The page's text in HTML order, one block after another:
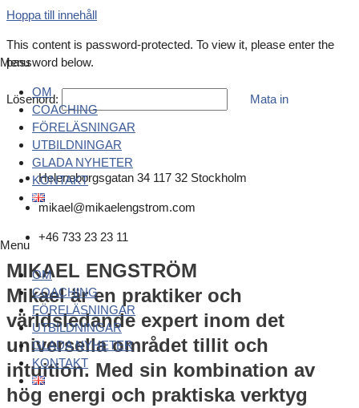
Hoppa till innehåll
Menu
OM
COACHING
FÖRELÄSNINGAR
UTBILDNINGAR
GLADA NYHETER
KONTAKT
Menu
OM
COACHING
FÖRELÄSNINGAR
UTBILDNINGAR
GLADA NYHETER
KONTAKT
This content is password-protected. To view it, please enter the
password below.
Lösenord:
Heleneborgsgatan 34 117 32 Stockholm
mikael@mikaelengstrom.com
+46 733 23 23 11
MIKAEL ENGSTRÖM
Mikael är en praktiker och
världsledande expert inom det
universella området tillit och
intuition. Med sin kombination av
hög energi och praktiska verktyg